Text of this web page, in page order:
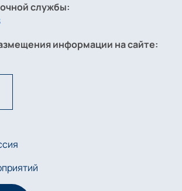
службы:
информации на сайте: